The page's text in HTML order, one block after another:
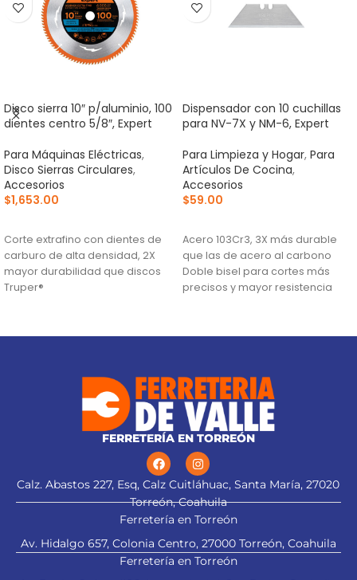
Disco sierra 10″ p/aluminio, 100
dientes centro 5/8″, Expert
Para Máquinas Eléctricas,
Disco Sierras Circulares,
Accesorios
$1,653.00
Corte extrafino con dientes de
carburo de alta densidad, 2X
mayor durabilidad que discos
Truper®
proporciona mejor acabado
trapezoidal para cortes limpios
Dispensador con 10 cuchillas
para NV-7X y NM-6, Expert
Para Limpieza y Hogar, Para
Artículos De Cocina,
Accesorios
$59.00
Acero 103Cr3, 3X más durable
que las de acero al carbono
Doble bisel para cortes más
precisos y mayor resistencia
FERRETERÍA EN TORREÓN
Calz. Abastos 227, Esq, Calz Cuitláhuac, Santa María, 27020
Torreón, Coahuila
Ferretería en Torreón
Av. Hidalgo 657, Colonia Centro, 27000 Torreón, Coahuila
Ferretería en Torreón